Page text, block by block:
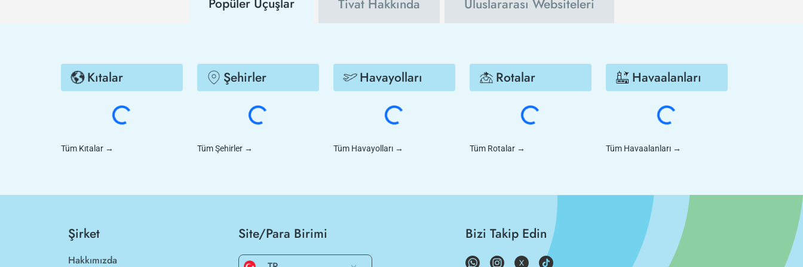
Popüler Uçuşlar Tivat Hakkında Uluslararası Websiteleri
Kıtalar
Tüm Kıtalar →
Şehirler
Tüm Şehirler →
Havayolları
Tüm Havayolları →
Rotalar
Tüm Rotalar →
Havaalanları
Tüm Havaalanları →
Şirket
Hakkımızda
Site/Para Birimi Bizi Takip Edin